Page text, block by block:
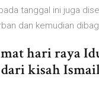
tanggal ini juga
dan kemudian
hari raya
kisah